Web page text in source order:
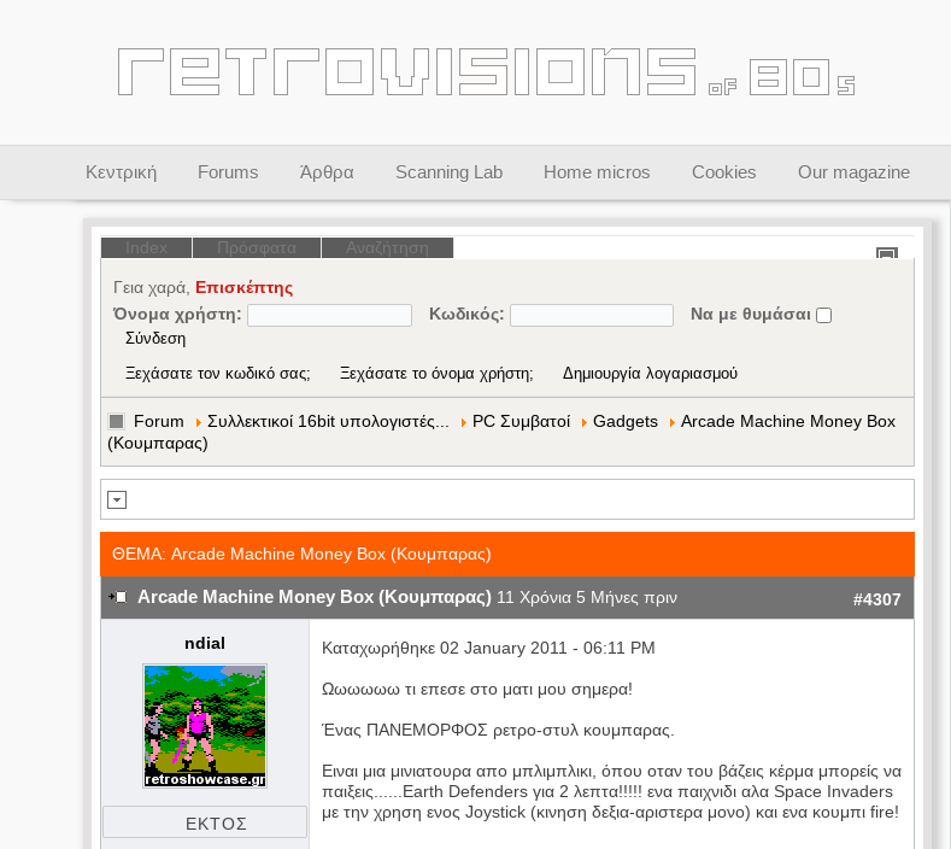
Κεντρική Forums Άρθρα Scanning Lab Home micros Cookies Our magazine
Index Πρόσφατα Αναζήτηση
Γεια χαρά, Επισκέπτης
Όνομα χρήστη:
Κωδικός: Να με θυμάσαι
Ξεχάσατε τον κωδικό σας; Ξεχάσατε το όνομα χρήστη; Δημιουργία λογαριασμού
Forum Συλλεκτικοί 16bit υπολογιστές... PC Συμβατοί Gadgets
Arcade Machine Money Box
(Κουμπαρας)
ΘΕΜΑ: Arcade Machine Money Box (Κουμπαρας)
Arcade Machine Money Box (Κουμπαρας) 11 Χρόνια 5 Μήνες πριν #4307
ndial
ΕΚΤΟΣ
Καταχωρήθηκε 02 January 2011 - 06:11 PM
Ωωωωωω τι επεσε στο ματι μου σημερα!
Ένας ΠΑΝΕΜΟΡΦΟΣ ρετρο-στυλ κουμπαρας.
Ειναι μια μινιατουρα απο μπλιμπλικι, όπου οταν του βάζεις κέρμα μπορείς να
παιξεις......Earth Defenders για 2 λεπτα!!!!! ενα παιχνιδι αλα Space Invaders
με την χρηση ενος Joystick (κινηση δεξια-αριστερα μονο) και ενα κουμπι fire!